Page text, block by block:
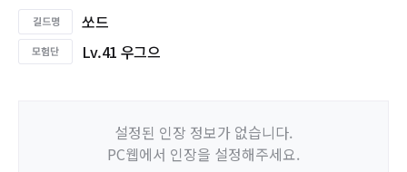
쏘드
Lv.41 우그으
설정된 인장 정보가 없습니다.
PC웹에서 인장을 설정해주세요.